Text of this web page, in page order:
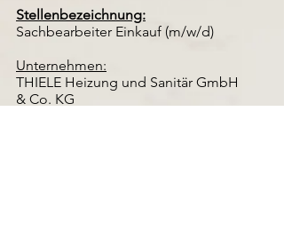
Stellenbezeichnung:​
Sachbearbeiter Einkauf (m/w/d)
Unternehmen:
THIELE Heizung und Sanitär GmbH
& Co. KG